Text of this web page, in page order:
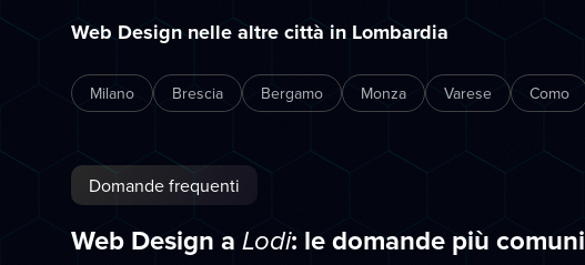
Web Design nelle altre città in Lombardia
Milano Brescia Bergamo Monza Varese Como
Domande frequenti
Web Design a Lodi: le domande più comuni